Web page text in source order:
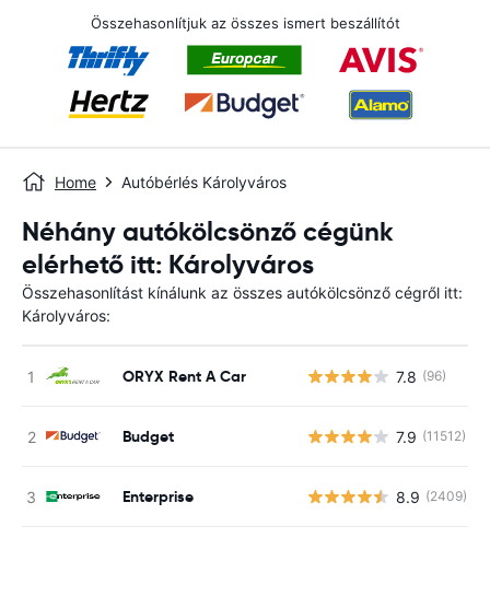
Összehasonlítjuk az összes ismert beszállítót
Home Autóbérlés Károlyváros
Néhány autókölcsönző cégünk
elérhető itt: Károlyváros
Összehasonlítást kínálunk az összes autókölcsönző cégről itt:
Károlyváros:
ORYX Rent A Car 7.8 (96)
Budget 7.9 (11512)
Enterprise 8.9 (2409)